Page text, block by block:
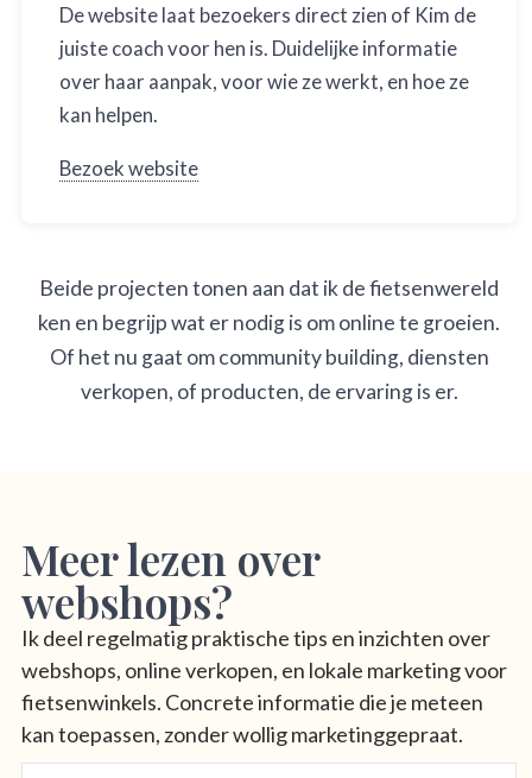
De website laat bezoekers direct zien of Kim de
juiste coach voor hen is. Duidelijke informatie
over haar aanpak, voor wie ze werkt, en hoe ze
kan helpen.
Bezoek website
Beide projecten tonen aan dat ik de fietsenwereld
ken en begrijp wat er nodig is om online te groeien.
Of het nu gaat om community building, diensten
verkopen, of producten, de ervaring is er.
Meer lezen over
webshops?
Ik deel regelmatig praktische tips en inzichten over
webshops, online verkopen, en lokale marketing voor
fietsenwinkels. Concrete informatie die je meteen
kan toepassen, zonder wollig marketinggepraat.